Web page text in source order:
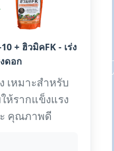
+ ฮิวมิคFK - เร่ง
ดอก
เหมาะสำหรับ
ห้รากแข็งแรง
คุณภาพดี